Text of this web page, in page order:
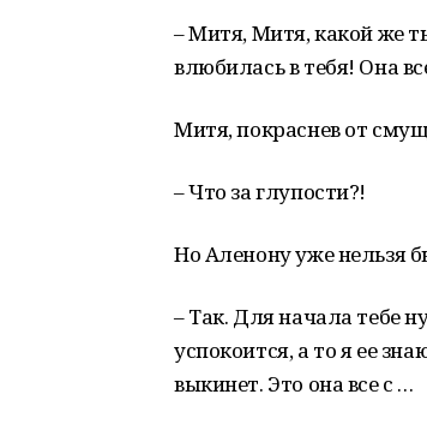
– Митя, Митя, какой же
влюбилась в тебя! Она
Митя, покраснев от
– Что за глупости?!
Но Аленону уже нельзя
– Так. Для начала тебе
успокоится, а то я ее
выкинет. Это она все с …